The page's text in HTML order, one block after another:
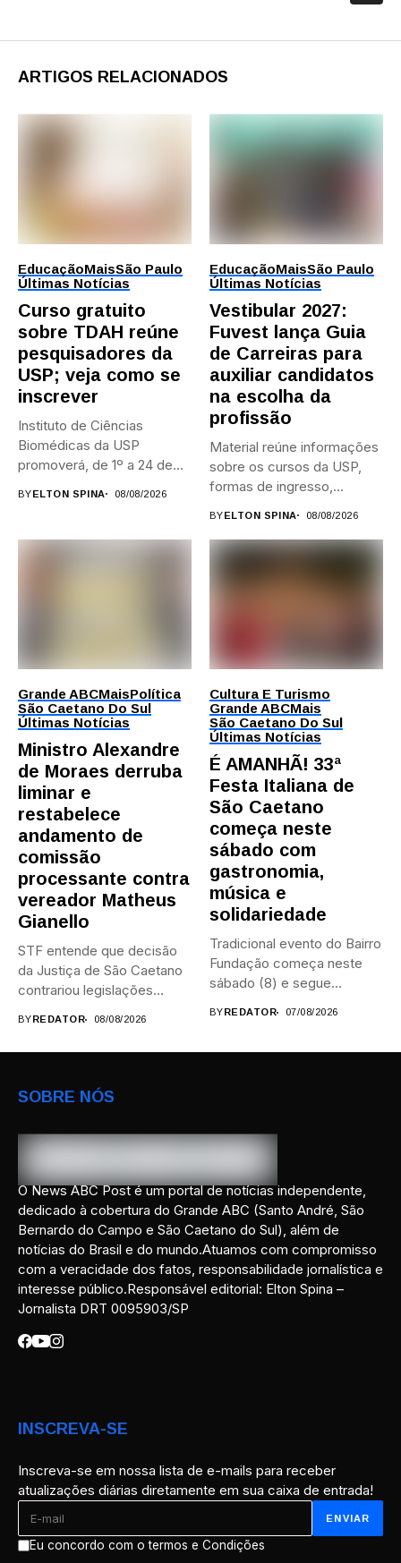
ARTIGOS RELACIONADOS
EducaçãoMaisSão Paulo
Últimas Notícias
Curso gratuito
sobre TDAH reúne
pesquisadores da
USP; veja como se
inscrever
Instituto de Ciências
Biomédicas da USP
promoverá, de 1º a 24 de...
BYELTON SPINA 08/08/2026
EducaçãoMaisSão Paulo
Últimas Notícias
Vestibular 2027:
Fuvest lança Guia
de Carreiras para
auxiliar candidatos
na escolha da
profissão
Material reúne informações
sobre os cursos da USP,
formas de ingresso,
BYELTON SPINA 08/08/2026
Grande ABCMaisPolítica
São Caetano Do Sul
Últimas Notícias
Ministro Alexandre
de Moraes derruba
liminar e
restabelece
andamento de
comissão
processante contra
vereador Matheus
Gianello
STF entende que decisão
da Justiça de São Caetano
contrariou legislações
BY REDATOR 08/08/2026
Cultura E Turismo
Grande ABCMais
São Caetano Do Sul
Últimas Notícias
É AMANHÃ! 33ª
Festa Italiana de
São Caetano
começa neste
sábado com
gastronomia,
música e
solidariedade
Tradicional evento do Bairro
Fundação começa neste
sábado (8) e segue
BY REDATOR 07/08/2026
SOBRE NÓS
O News ABC Post é um portal de notícias independente,
dedicado à cobertura do Grande ABC (Santo André, São
Bernardo do Campo e São Caetano do Sul), além de
notícias do Brasil e do mundo.Atuamos com compromisso
com a veracidade dos fatos, responsabilidade jornalística e
interesse público.Responsável editorial: Elton Spina –
Jornalista DRT 0095903/SP
INSCREVA-SE
Inscreva-se em nossa lista de e-mails para receber
atualizações diárias diretamente em sua caixa de entrada!
Eu concordo com o termos e Condições